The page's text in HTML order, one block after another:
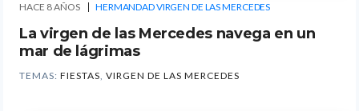
HACE 8 AÑOS HERMANDAD VIRGEN DE LAS MERCEDES
La virgen de las Mercedes navega en un
mar de lágrimas
TEMAS: FIESTAS, VIRGEN DE LAS MERCEDES